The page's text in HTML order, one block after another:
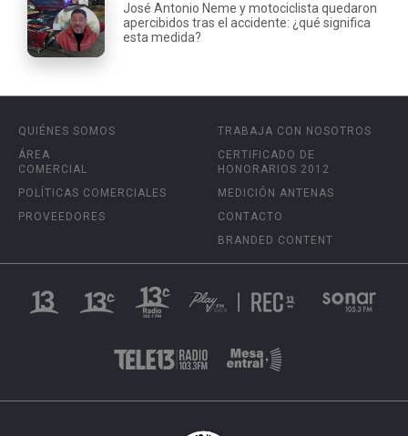
José Antonio Neme y motociclista quedaron
apercibidos tras el accidente: ¿qué significa
esta medida?
QUIÉNES SOMOS
ÁREA
COMERCIAL
POLÍTICAS COMERCIALES
PROVEEDORES
TRABAJA CON NOSOTROS
CERTIFICADO DE
HONORARIOS 2012
MEDICIÓN ANTENAS
CONTACTO
BRANDED CONTENT